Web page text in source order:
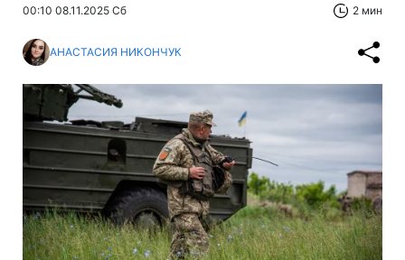
00:10 08.11.2025 Сб 2 мин
АНАСТАСИЯ НИКОНЧУК